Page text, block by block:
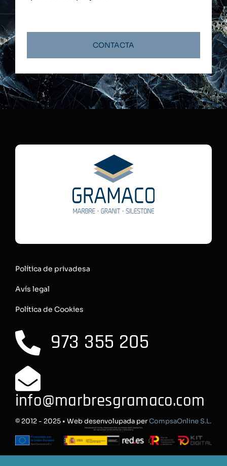
CONTACTA
Política de privadesa
Avís legal
Política de Cookies
973 355 205
info@marbresgramaco.com
© 2012 - 2025 • Web desenvolupada perCompsaOnline S.L.